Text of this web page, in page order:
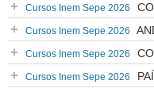
Cursos Inem Sepe 2026
Cursos Inem Sepe 2026
Cursos Inem Sepe 2026
Cursos Inem Sepe 2026